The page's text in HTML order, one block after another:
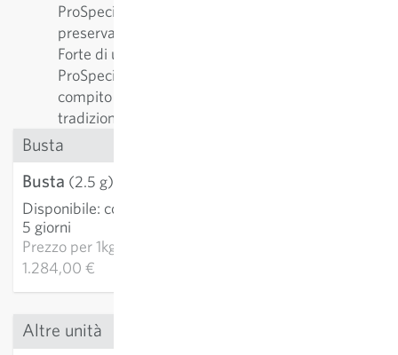
ProSpecieRara è una fondazione dedicata a
preservare la diversità delle varietà vegetali rare.
Forte di una collaborazione pluriennale con
ProSpecieRara, Sativa svolge l'importante
compito di conservare e curare tali varietà
tradizionali.
Busta
Busta (2.5 g)
Disponibile: consegna 3-
5 giorni
Prezzo per1kg:
1.284,00 €
Altre unità